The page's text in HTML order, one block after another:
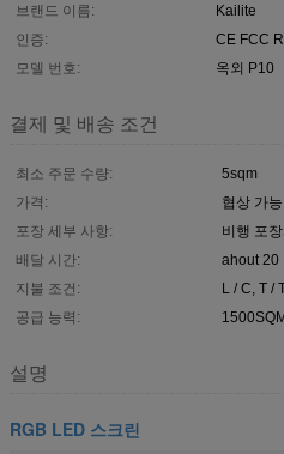
브랜드 이름:
Kailite
인증:
CE FCC
모델 번호:
옥외 P10
결제 및 배송 조건
최소 주문 수량:
5sqm
가격:
협상 가능
포장 세부 사항:
비행 포
배달 시간:
ahout 20
지불 조건:
L / C, T /
공급 능력:
설명
RGB LED 스크린